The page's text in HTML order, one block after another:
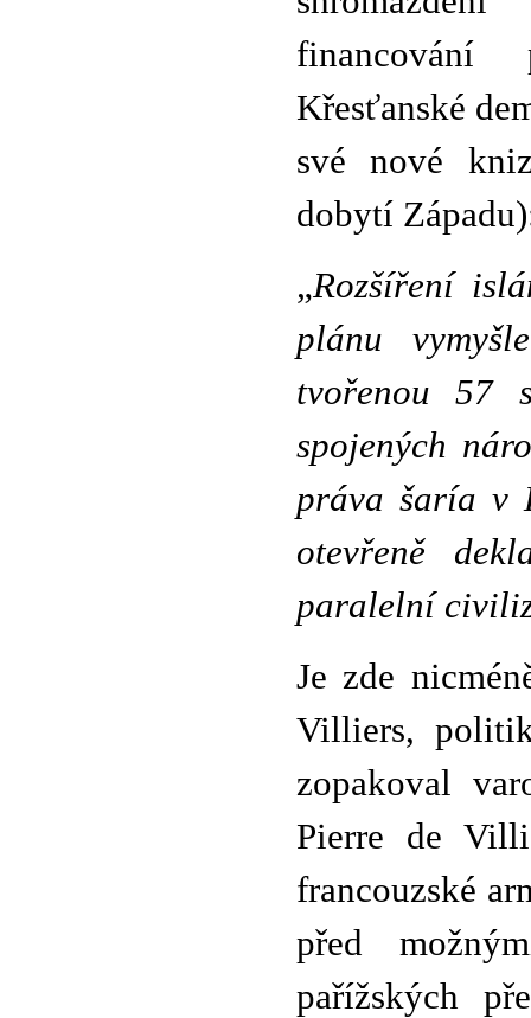
financování
Křesťanské
své nové
dobytí
„Rozšíření
plánu
tvořenou 57
spojených
práva šaría v
otevřeně
paralelní
Je zde
Villiers,
zopakoval
Pierre de
francouzské
před
pařížských